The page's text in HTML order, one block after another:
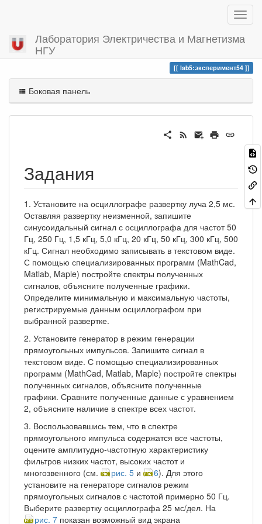
Лаборатория Электричества и Магнетизма
НГУ
Вы посетили
lab5:эксперимент54
Боковая панель
Задания
1. Установите на осциллографе развертку луча 2,5 мс.
Оставляя развертку неизменной, запишите
синусоидальный сигнал с осциллографа для частот 50
Гц, 250 Гц, 1,5 кГц, 5,0 кГц, 20 кГц, 50 кГц, 300 кГц, 500
кГц. Сигнал необходимо записывать в текстовом виде.
С помощью специализированных программ (MathCad,
Matlab, Maple) постройте спектры полученных
сигналов, объясните полученные графики.
Определите минимальную и максимальную частоты,
регистрируемые данным осциллографом при
выбранной развертке.
2. Установите генератор в режим генерации
прямоугольных импульсов. Запишите сигнал в
текстовом виде. С помощью специализированных
программ (MathCad, Matlab, Maple) постройте спектры
полученных сигналов, объясните полученные
графики. Сравните полученные данные с уравнением
2, объясните наличие в спектре всех частот.
3. Воспользовавшись тем, что в спектре
прямоугольного импульса содержатся все частоты,
оцените амплитудно-частотную характеристику
фильтров низких частот, высоких частот и
многозвенного (см.
рис. 5 и 6). Для этого
установите на генераторе сигналов режим
прямоугольных сигналов с частотой примерно 50 Гц.
Выберите развертку осциллографа 25 мс/дел. На
рис. 7 показан возможный вид экрана